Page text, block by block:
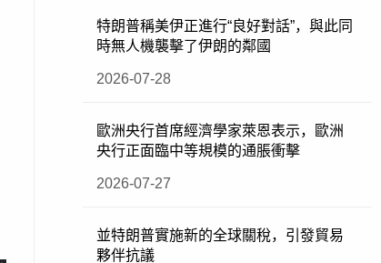
特朗普稱美伊正進行“良好對話”，與此同
時無人機襲擊了伊朗的鄰國
2026-07-28
歐洲央行首席經濟學家萊恩表示，歐洲
央行正面臨中等規模的通脹衝擊
2026-07-27
並特朗普實施新的全球關稅，引發貿易
夥伴抗議